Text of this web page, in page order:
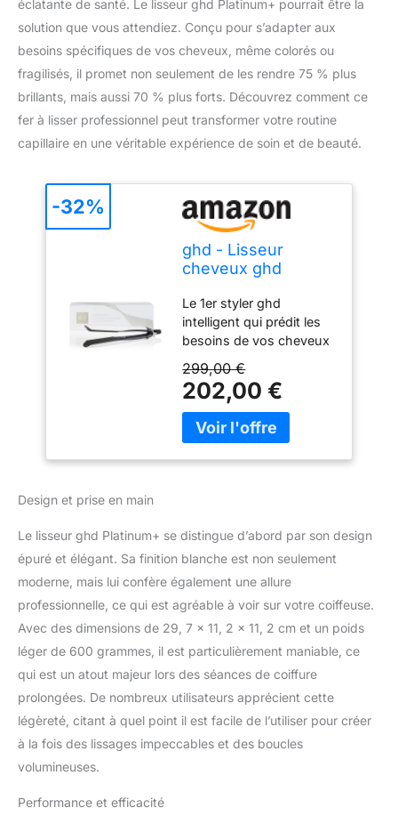
éclatante de santé. Le lisseur ghd Platinum+ pourrait être la
solution que vous attendiez. Conçu pour s’adapter aux
besoins spécifiques de vos cheveux, même colorés ou
fragilisés, il promet non seulement de les rendre 75 % plus
brillants, mais aussi 70 % plus forts. Découvrez comment ce
fer à lisser professionnel peut transformer votre routine
capillaire en une véritable expérience de soin et de beauté.
ghd - Lisseur
cheveux ghd
lisser professionnel
Le 1er styler ghd
intelligent qui prédit les
besoins de vos cheveux
exceptionnels et des
cheveux visiblement plus
sains en un seul passage
Technologie unique
continue la température
optimale de coiffage Des
cheveux visiblement plus
sains : ghd platinum+
chauffe à la température
optimale de coiffage de
185°C pour une casse
réduite de 70 % et une
couleur 2X plus
préservée Plaques haute
précision avec
revêtement ultra gloss
pour un coiffage sans
299,00 €
202,00 €
-32%
Design et prise en main
Le lisseur ghd Platinum+ se distingue d’abord par son design
épuré et élégant. Sa finition blanche est non seulement
moderne, mais lui confère également une allure
professionnelle, ce qui est agréable à voir sur votre coiffeuse.
Avec des dimensions de 29, 7 x 11, 2 x 11, 2 cm et un poids
léger de 600 grammes, il est particulièrement maniable, ce
qui est un atout majeur lors des séances de coiffure
prolongées. De nombreux utilisateurs apprécient cette
légèreté, citant à quel point il est facile de l’utiliser pour créer
à la fois des lissages impeccables et des boucles
volumineuses.
Performance et efficacité